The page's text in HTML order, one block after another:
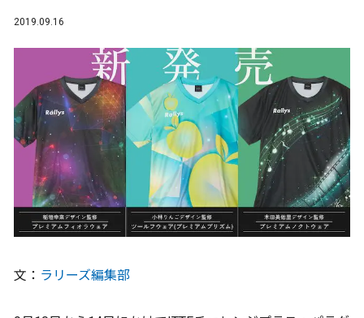
2019.09.16
文： ラリーズ編集部